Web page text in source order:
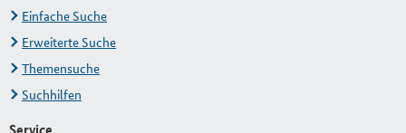
Einfache Suche
Erweiterte Suche
Themensuche
Suchhilfen